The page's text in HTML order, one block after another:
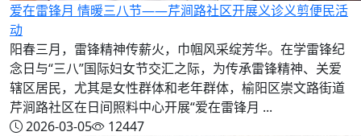
爱在雷锋月 情暖三八节——芹涧路社区开展义诊义剪便民活
动
阳春三月，雷锋精神传薪火，巾帼风采绽芳华。在学雷锋纪
念日与“三八”国际妇女节交汇之际，为传承雷锋精神、关爱
辖区居民，尤其是女性群体和老年群体，榆阳区崇文路街道
芹涧路社区在日间照料中心开展“爱在雷锋月 ...
2026-03-05
12447